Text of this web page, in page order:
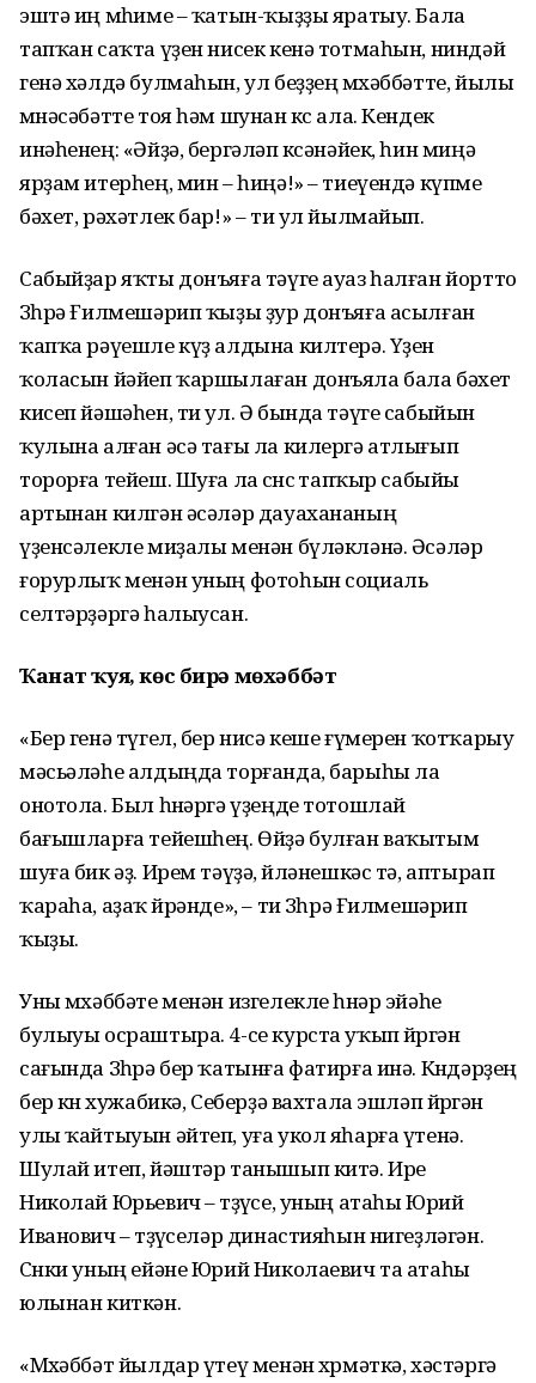
эштә иң мөһиме – ҡатын-ҡыҙҙы яратыу. Бала
тапҡан саҡта үҙен нисек кенә тотмаһын, ниндәй
генә хәлдә булмаһын, ул беҙҙең мөхәббәтте, йылы
мөнәсәбәтте тоя һәм шунан көс ала. Кендек
инәһенең: «Әйҙә, бергәләп көсәнәйек, һин миңә
ярҙам итерһең, мин – һиңә!» – тиеүендә күпме
бәхет, рәхәтлек бар!» – ти ул йылмайып.
Сабыйҙар яҡты донъяға тәүге ауаз һалған йортто
Зөһрә Ғилмешәрип ҡыҙы ҙур донъяға асылған
ҡапҡа рәүешле күҙ алдына килтерә. Үҙен
ҡоласын йәйеп ҡаршылаған донъяла бала бәхет
кисеп йәшәһен, ти ул. Ә бында тәүге сабыйын
ҡулына алған әсә тағы ла килергә атлығып
торорға тейеш. Шуға ла өсөнсө тапҡыр сабыйы
артынан килгән әсәләр дауахананың
үҙенсәлекле миҙалы менән бүләкләнә. Әсәләр
ғорурлыҡ менән уның фотоһын социаль
селтәрҙәргә һалыусан.
Ҡанат ҡуя, көс бирә мөхәббәт
«Бер генә түгел, бер нисә кеше ғүмерен ҡотҡарыу
мәсьәләһе алдыңда торғанда, барыһы ла
онотола. Был һөнәргә үҙеңде тотошлай
бағышларға тейешһең. Өйҙә булған ваҡытым
шуға бик әҙ. Ирем тәүҙә, өйләнешкәс тә, аптырап
ҡараһа, аҙаҡ өйрәнде», – ти Зөһрә Ғилмешәрип
ҡыҙы.
Уны мөхәббәте менән изгелекле һөнәр эйәһе
булыуы осраштыра. 4-cе курста уҡып йөрөгән
сағында Зөһрә бер ҡатынға фатирға инә. Көндәрҙең
бер көнө хужабикә, Себерҙә вахтала эшләп йөрөгән
улы ҡайтыуын әйтеп, уға укол яһарға үтенә.
Шулай итеп, йәштәр танышып китә. Ире
Николай Юрьевич – төҙөүсе, уның атаһы Юрий
Иванович – төҙөүселәр династияһын нигеҙләгән.
Сөнки уның ейәне Юрий Николаевич та атаһы
юлынан киткән.
«Мөхәббәт йылдар үтеү менән хөрмәткә, хәстәргә